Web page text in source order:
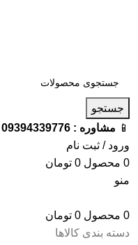
جستجو
📱 مشاوره : 09394339776
ورود / ثبت نام
0 محصول 0 تومان
منو
0 محصول 0 تومان
دسته بندی کالاها